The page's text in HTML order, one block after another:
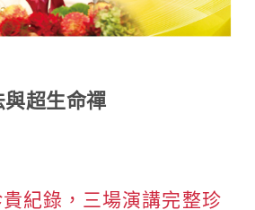
超生命禪
貴紀錄，三場演講完整珍